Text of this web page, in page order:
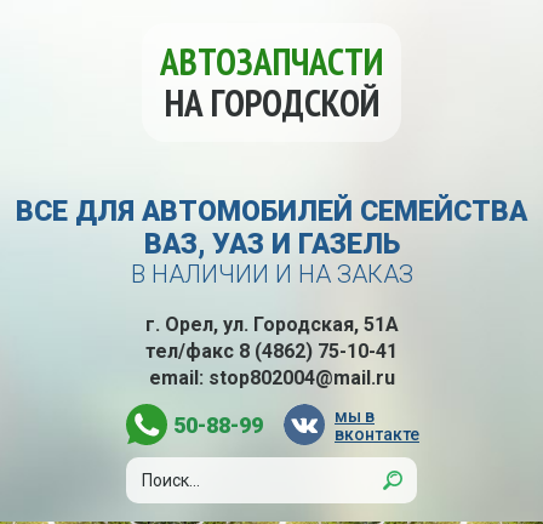
АВТОЗАПЧАСТИ
НА ГОРОДСКОЙ
ВСЕ ДЛЯ АВТОМОБИЛЕЙ СЕМЕЙСТВА
ВАЗ, УАЗ И ГАЗЕЛЬ
В НАЛИЧИИ И НА ЗАКАЗ
г. Орел, ул. Городская, 51А
тел/факс 8 (4862) 75-10-41
email: stop802004@mail.ru
50-88-99
мы в
вконтакте